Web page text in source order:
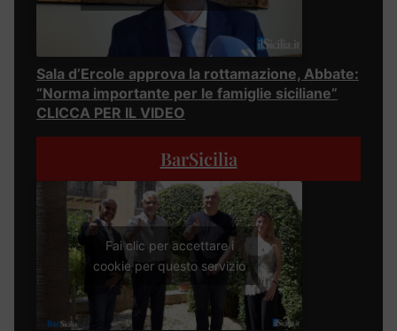
Sala d’Ercole approva la rottamazione, Abbate:
“Norma importante per le famiglie siciliane”
CLICCA PER IL VIDEO
BarSicilia
Fai clic per accettare i
cookie per questo servizio